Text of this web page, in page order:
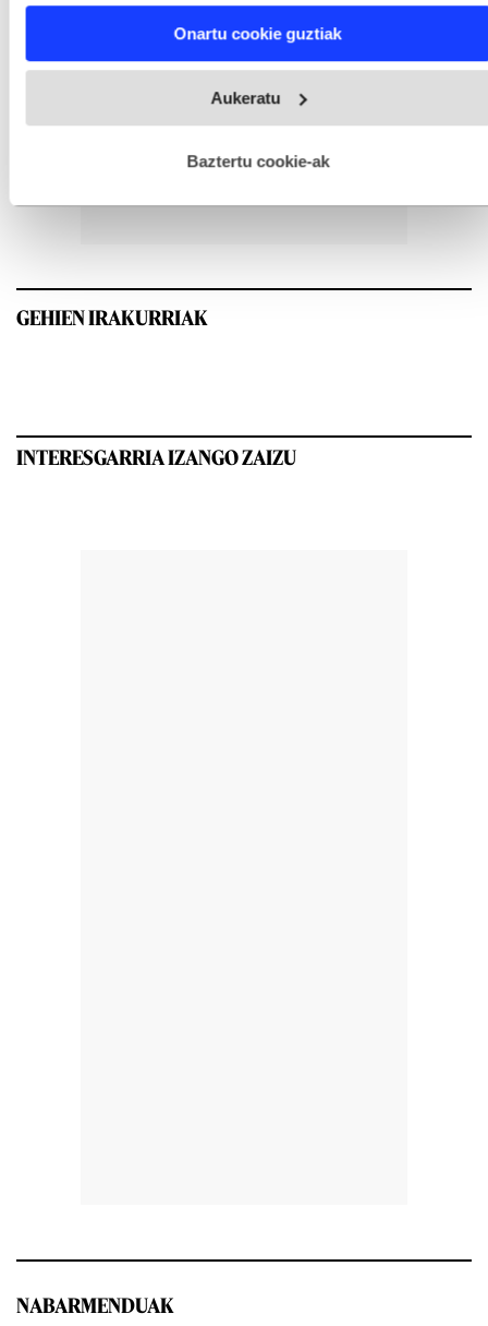
and set your preferences in thedetails section
fitxategiak erabiltzen ditu. Zure esperientzia eta zerbitzuak
esplizitua ematen diguzu.Gehiago irakurri
Onartu cookie guztiak
Aukeratu
Baztertu cookie-ak
GEHIEN IRAKURRIAK
INTERESGARRIA IZANGO ZAIZU
NABARMENDUAK